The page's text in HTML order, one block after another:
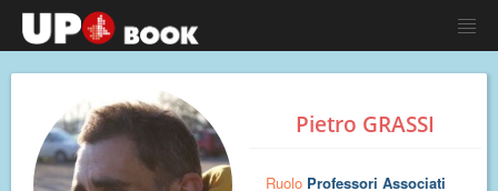
Pietro GRASSI
Ruolo Professori Associati